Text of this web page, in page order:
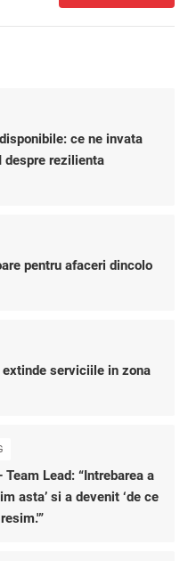
ce ne invata
despre rezilienta
pentru afaceri dincolo
serviciile in zona
Lead: “Intrebarea a
asta’ si a devenit ‘de ce